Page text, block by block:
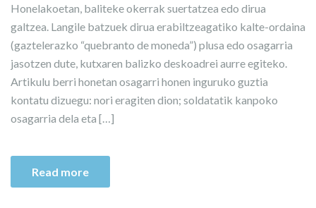
Honelakoetan, baliteke okerrak suertatzea edo dirua
galtzea. Langile batzuek dirua erabiltzeagatiko kalte-ordaina
(gaztelerazko “quebranto de moneda”) plusa edo osagarria
jasotzen dute, kutxaren balizko deskoadrei aurre egiteko.
Artikulu berri honetan osagarri honen inguruko guztia
kontatu dizuegu: nori eragiten dion; soldatatik kanpoko
osagarria dela eta […]
Read more